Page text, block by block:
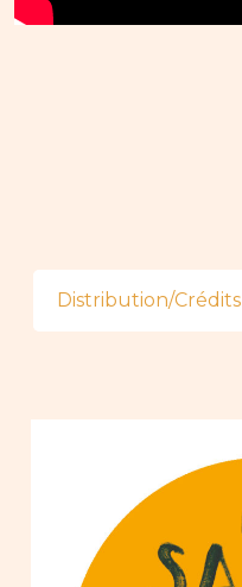
Distribution/Crédits